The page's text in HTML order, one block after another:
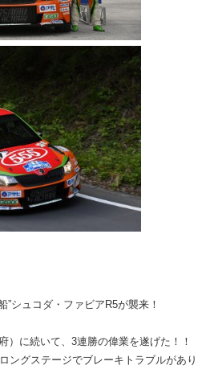
”シュコダ・ファビアR5が襲来！
）に続いて、3連勝の偉業を遂げた！！
ングステージでブレーキトラブルがあり